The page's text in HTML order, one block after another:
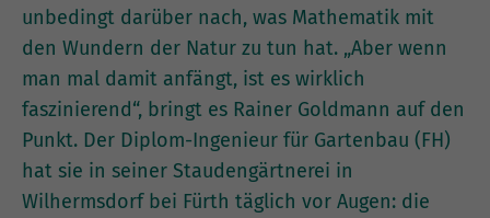
unbedingt darüber nach, was Mathematik mit
den Wundern der Natur zu tun hat. „Aber wenn
man mal damit anfängt, ist es wirklich
faszinierend“, bringt es Rainer Goldmann auf den
Punkt. Der Diplom-Ingenieur für Gartenbau (FH)
hat sie in seiner Staudengärtnerei in
Wilhermsdorf bei Fürth täglich vor Augen: die